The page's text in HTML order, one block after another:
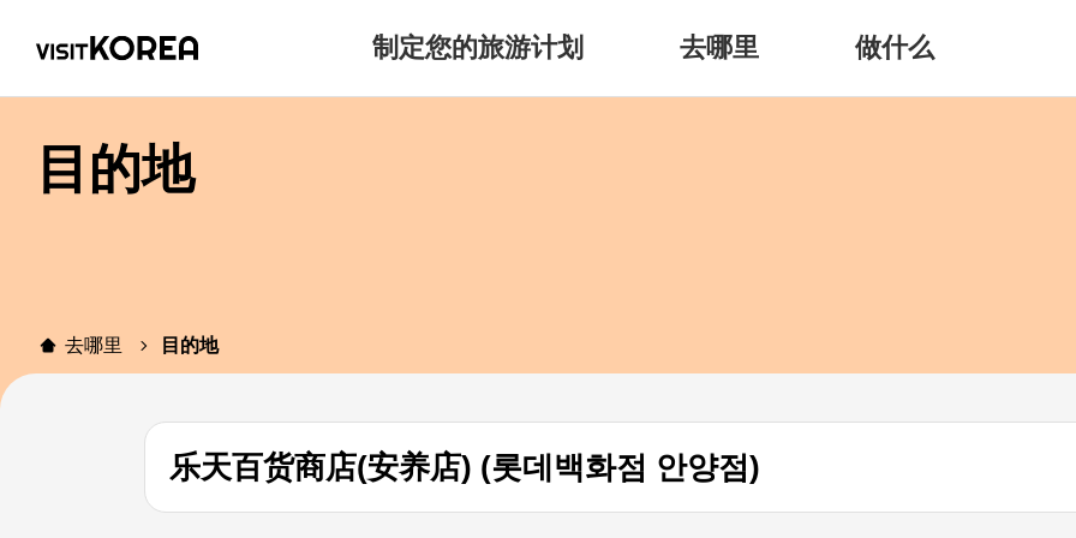
制定您的旅游计划 去哪里 做什么
目的地
去哪里 目的地
乐天百货商店(安养店) (롯데백화점 안양점)